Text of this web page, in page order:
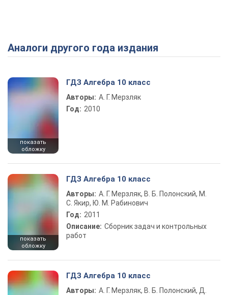
Play Video
Аналоги другого года издания
показать
обложку
ГДЗ Алгебра 10 класс
Авторы: А. Г. Мерзляк
Год: 2010
показать
обложку
ГДЗ Алгебра 10 класс
Авторы: А. Г. Мерзляк, В. Б. Полонский, М.
С. Якир, Ю. М. Рабинович
Год: 2011
Описание: Сборник задач и контрольных
работ
ГДЗ Алгебра 10 класс
Авторы: А. Г. Мерзляк, В. Б. Полонский, Д.